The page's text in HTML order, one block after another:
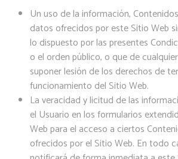
Un uso de la información,
datos ofrecidos por este Sitio Web
lo dispuesto por las presentes
o el orden público, o que de
suponer lesión de los derechos de
funcionamiento del Sitio Web.
La veracidad y licitud de las
el Usuario en los formularios
Web para el acceso a ciertos
ofrecidos por el Sitio Web. En todo